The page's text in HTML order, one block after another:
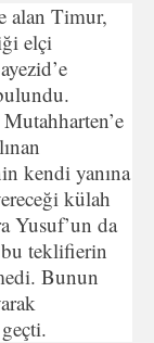
alan Timur,
elçi
kendi yanına
külah
Yusuf’un da
teklifierin
Bunun